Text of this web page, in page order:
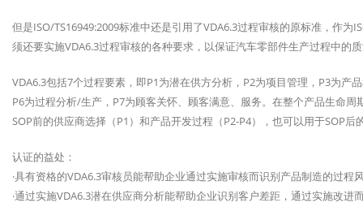
但是ISO/TS16949:2009标准中还是引用了VDA6.3过程审核的原标准，作
须还要实施VDA6.3过程审核的各种要求，以保证汽车零部件生产过程中的
VDA6.3包括7个过程要素，即P1为潜在供方分析，P2为项目管理，P3为
P6为过程分析/生产，P7为顾客关怀、顾客满意、服务。在整个产品生命
SOP前的供应商选择（P1）和产品开发过程（P2-P4），也可以用于SOP后
认证的益处：
·具有资格的VDA6.3审核员能帮助企业通过实施审核而识别产品制造的过程
·通过实施VDA6.3潜在供应商分析能帮助企业识别客户差距，通过实施改进